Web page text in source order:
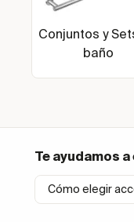
Conjuntos y
baño
Te ayudamos
Cómo elegir